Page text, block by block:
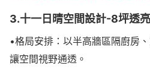
3.十一日晴空間設計-8坪透
•格局安排：以半高牆區隔廚房
讓空間視野通透。